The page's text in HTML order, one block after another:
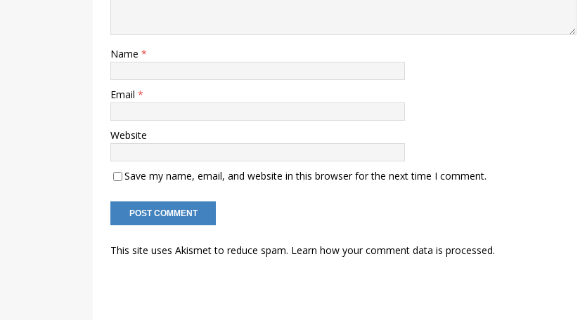
Name *
Email *
Website
Save my name, email, and website in this browser for the next time I comment.
This site uses Akismet to reduce spam. Learn how your comment data is processed.